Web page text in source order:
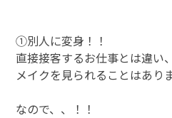
①別人に変身！！
直接接客するお仕事とは違い
メイクを見られることはあり
なので、、！！